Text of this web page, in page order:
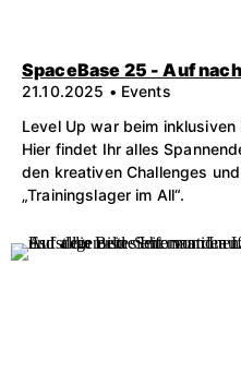
SpaceBase 25 - Auf
21.10.2025 • Events
Level Up war beim
Hier findet Ihr alles
den kreativen Challenges
„Trainingslager im All“.